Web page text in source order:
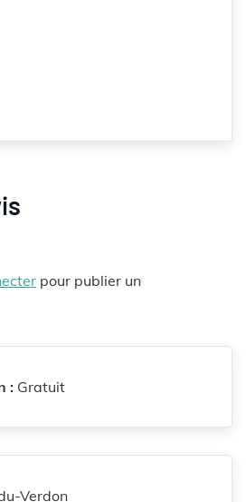
pour publier un
: Gratuit
Verdon